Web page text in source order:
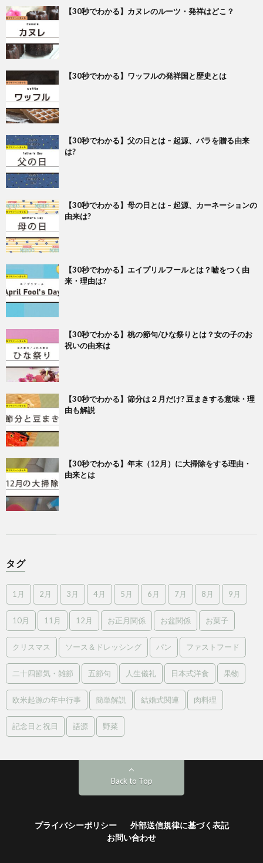
【30秒でわかる】カヌレのルーツ・発祥はどこ？
【30秒でわかる】ワッフルの発祥国と歴史とは
【30秒でわかる】父の日とは – 起源、バラを贈る由来
は?
【30秒でわかる】母の日とは – 起源、カーネーションの
由来は?
【30秒でわかる】エイプリルフールとは？嘘をつく由
来・理由は?
【30秒でわかる】桃の節句/ひな祭りとは？女の子のお
祝いの由来は
【30秒でわかる】節分は２月だけ? 豆まきする意味・理
由も解説
【30秒でわかる】年末（12月）に大掃除をする理由・
由来とは
タグ
1月 2月 3月 4月 5月 6月 7月 8月 9月
10月 11月 12月 お正月関係 お盆関係 お菓子
クリスマス ソース＆ドレッシング パン ファストフード
二十四節気・雑節 五節句 人生儀礼 日本式洋食 果物
欧米起源の年中行事 簡単解説 結婚式関連 肉料理
記念日と祝日 語源 野菜
Back to Top
プライバシーポリシー
外部送信規律に基づく表記
お問い合わせ